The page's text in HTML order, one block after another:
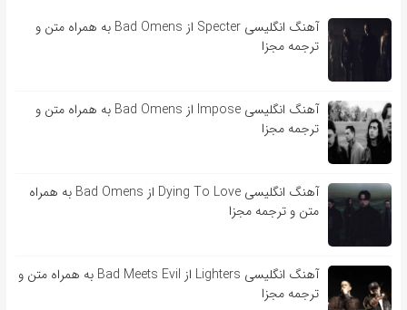
آهنگ انگلیسی Specter از Bad Omens به همراه متن و
ترجمه مجزا
آهنگ انگلیسی Impose از Bad Omens به همراه متن و
ترجمه مجزا
آهنگ انگلیسی Dying To Love از Bad Omens به همراه
متن و ترجمه مجزا
آهنگ انگلیسی Lighters از Bad Meets Evil به همراه متن و
ترجمه مجزا